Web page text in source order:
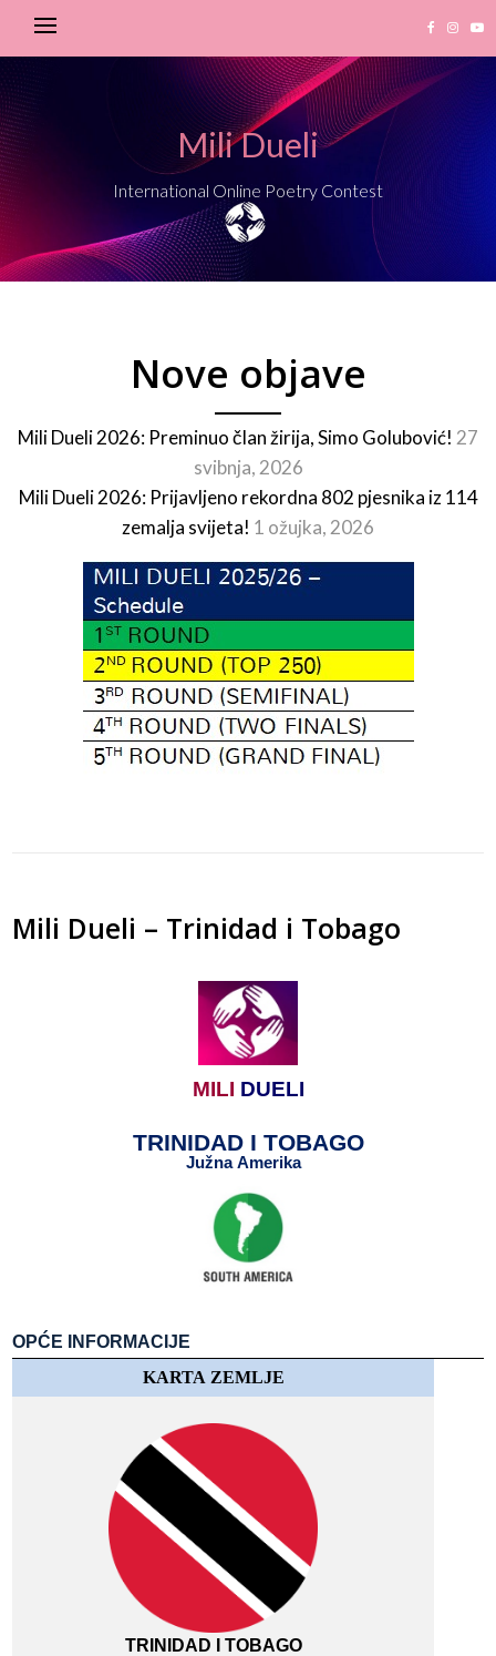
Mili Dueli
International Online Poetry Contest
Nove objave
Mili Dueli 2026: Preminuo član žirija, Simo Golubović! 27
svibnja, 2026
Mili Dueli 2026: Prijavljeno rekordna 802 pjesnika iz 114
zemalja svijeta! 1 ožujka, 2026
Mili Dueli – Trinidad i Tobago
MILI DUELI
TRINIDAD​​ I​​ TOBAGO
Južna​​ Amerika​​
OPĆE​​ INFORMACIJE
KARTA​​ ZEMLJE
TRINIDAD​​ I​​ TOBAGO